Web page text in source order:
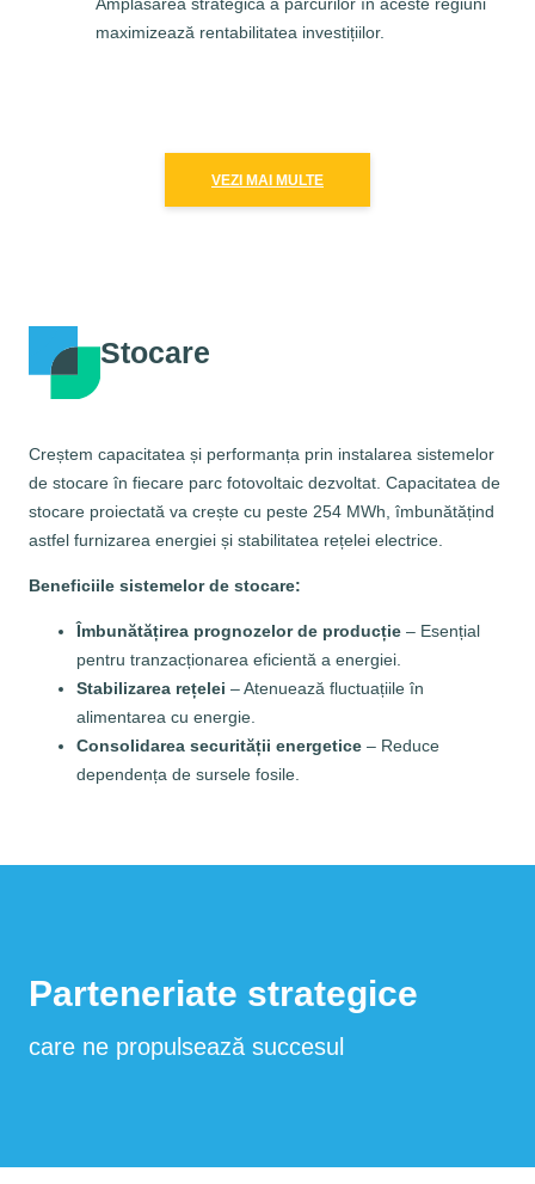
Amplasarea strategică a parcurilor în aceste regiuni
maximizează rentabilitatea investițiilor.
VEZI MAI MULTE
Stocare
Creștem capacitatea și performanța prin instalarea sistemelor
de stocare în fiecare parc fotovoltaic dezvoltat. Capacitatea de
stocare proiectată va crește cu peste 254 MWh, îmbunătățind
astfel furnizarea energiei și stabilitatea rețelei electrice.
Beneficiile sistemelor de stocare:
Îmbunătățirea prognozelor de producție – Esențial
pentru tranzacționarea eficientă a energiei.
Stabilizarea rețelei – Atenuează fluctuațiile în
alimentarea cu energie.
Consolidarea securității energetice – Reduce
dependența de sursele fosile.
Parteneriate strategice
care ne propulsează succesul